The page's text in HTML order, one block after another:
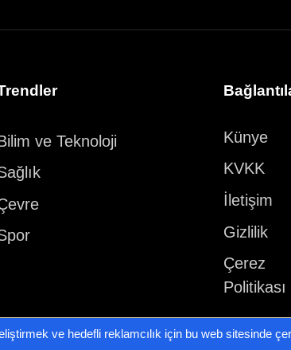
ve Teknoloji
Künye
KVKK
İletişim
Gizlilik
Çerez
Politikası
ve hedefli reklamcılık için bu web sitesinde